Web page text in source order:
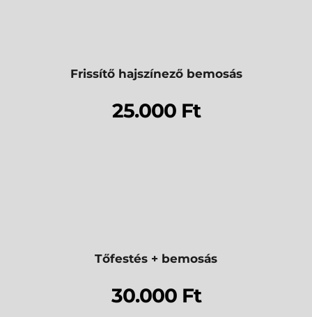
Frissítő hajszínező bemosás
25.000 Ft
Tőfestés + bemosás
30.000 Ft